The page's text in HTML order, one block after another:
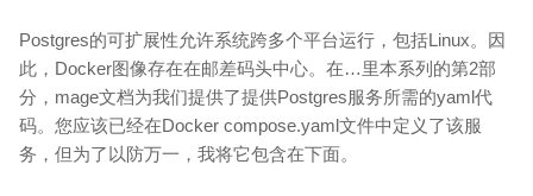
Postgres的可扩展性允许系统跨多个平台运行，包括Linux。因
此，Docker图像存在在邮差码头中心。在…里本系列的第2部
分，mage文档为我们提供了提供Postgres服务所需的yaml代
码。您应该已经在Docker compose.yaml文件中定义了该服
务，但为了以防万一，我将它包含在下面。